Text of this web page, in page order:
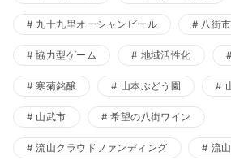
九十九里オーシャンビール 八街市
協力型ゲーム 地域活性化
寒菊銘醸 山本ぶどう園
山武市 希望の八街ワイン
流山クラウドファンディング 流